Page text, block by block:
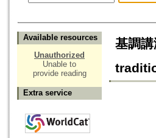
Available resources
Unauthorized
Unable to
provide reading
Extra service
基調